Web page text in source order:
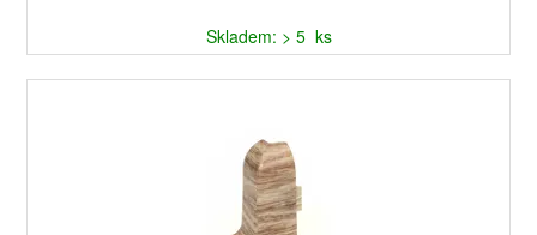
Skladem: > 5 ks